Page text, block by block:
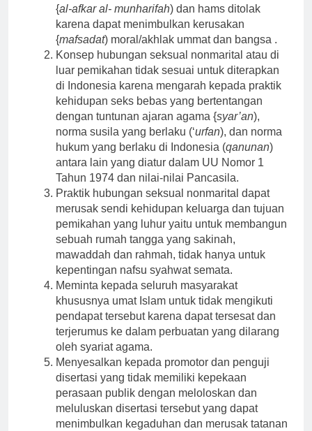
{al-afkar al- munharifah) dan hams ditolak
karena dapat menimbulkan kerusakan
{mafsadat) moral/akhlak ummat dan bangsa .
Konsep hubungan seksual nonmarital atau di
luar pemikahan tidak sesuai untuk diterapkan
di Indonesia karena mengarah kepada praktik
kehidupan seks bebas yang bertentangan
dengan tuntunan ajaran agama {syar’an),
norma susila yang berlaku (‘urfan), dan norma
hukum yang berlaku di Indonesia (qanunan)
antara lain yang diatur dalam UU Nomor 1
Tahun 1974 dan nilai-nilai Pancasila.
Praktik hubungan seksual nonmarital dapat
merusak sendi kehidupan keluarga dan tujuan
pemikahan yang luhur yaitu untuk membangun
sebuah rumah tangga yang sakinah,
mawaddah dan rahmah, tidak hanya untuk
kepentingan nafsu syahwat semata.
Meminta kepada seluruh masyarakat
khususnya umat Islam untuk tidak mengikuti
pendapat tersebut karena dapat tersesat dan
terjerumus ke dalam perbuatan yang dilarang
oleh syariat agama.
Menyesalkan kepada promotor dan penguji
disertasi yang tidak memiliki kepekaan
perasaan publik dengan meloloskan dan
meluluskan disertasi tersebut yang dapat
menimbulkan kegaduhan dan merusak tatanan